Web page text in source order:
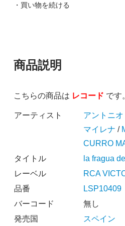
・買い物を続ける
商品説明
こちらの商品は レコード です
アーティスト
アントニオ
マイレナ /
CURRO
タイトル
la fragua
レーベル
RCA
品番
LSP10409
バーコード
無し
発売国
スペイン